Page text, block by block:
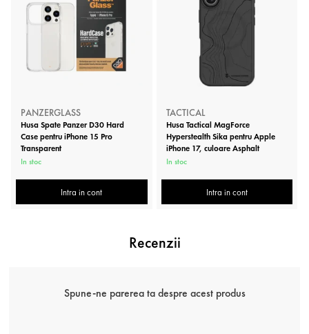
PANZERGLASS
Husa Spate Panzer D30 Hard
Case pentru iPhone 15 Pro
Transparent
In stoc
Intra in cont
TACTICAL
Husa Tactical MagForce
Hyperstealth Sika pentru Apple
iPhone 17, culoare Asphalt
In stoc
Intra in cont
Recenzii
Spune-ne parerea ta despre acest produs